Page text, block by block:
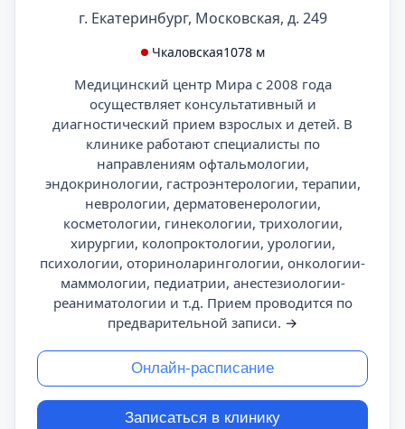
г. Екатеринбург, Московская, д. 249
Чкаловская1078 м
Медицинский центр Мира с 2008 года
осуществляет консультативный и
диагностический прием взрослых и детей. В
клинике работают специалисты по
направлениям офтальмологии,
эндокринологии, гастроэнтерологии, терапии,
неврологии, дерматовенерологии,
косметологии, гинекологии, трихологии,
хирургии, колопроктологии, урологии,
психологии, оториноларингологии, онкологии-
маммологии, педиатрии, анестезиологии-
реаниматологии и т.д. Прием проводится по
предварительной записи. →
Онлайн-расписание
Записаться в клинику